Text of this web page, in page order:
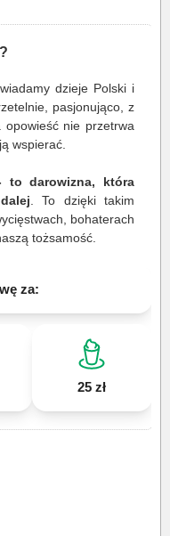
dzieje Polski i
pasjonująco, z
nie przetrwa
wspierać.
to darowizna, która
. To dzięki takim
bohaterach
tożsamość.
za:
25 zł